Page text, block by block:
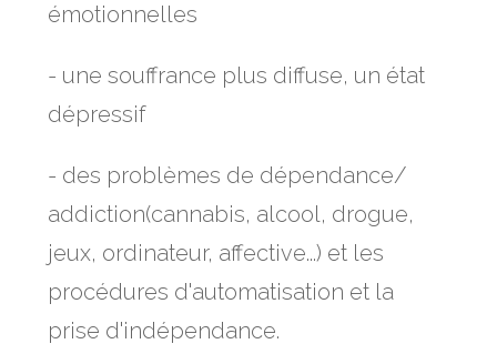
émotionnelles
- une souffrance plus diffuse, un état
dépressif
- des problèmes de dépendance/
addiction(cannabis, alcool, drogue,
jeux, ordinateur, affective...) et les
procédures d'automatisation et la
prise d'indépendance.